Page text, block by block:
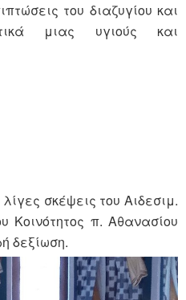
του διαζυγίου και
μιας υγιούς και
σκέψεις του Αιδεσιμ.
Κοινότητος π. Αθανασίου
δεξίωση.